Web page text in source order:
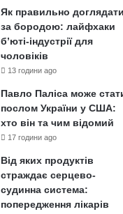
Як правильно доглядати
за бородою: лайфхаки
б’юті-індустрії для
чоловіків
13 години ago
Павло Паліса може
послом України у США:
хто він та чим відомий
17 години ago
Від яких продуктів
страждає серцево-
судинна система:
попередження лікарів